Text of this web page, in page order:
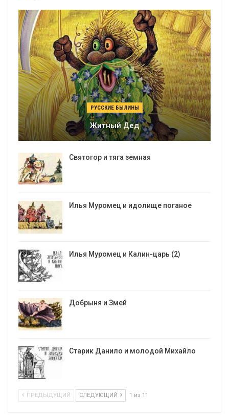
РУССКИЕ БЫЛИНЫ
Житный Дед
Святогор и тяга земная
Илья Муромец и идолище поганое
Илья Муромец и Калин-царь (2)
Добрыня и Змей
Старик Данило и молодой Михайло
ПРЕДЫДУЩИЙ СЛЕДУЮЩИЙ 1 из 11